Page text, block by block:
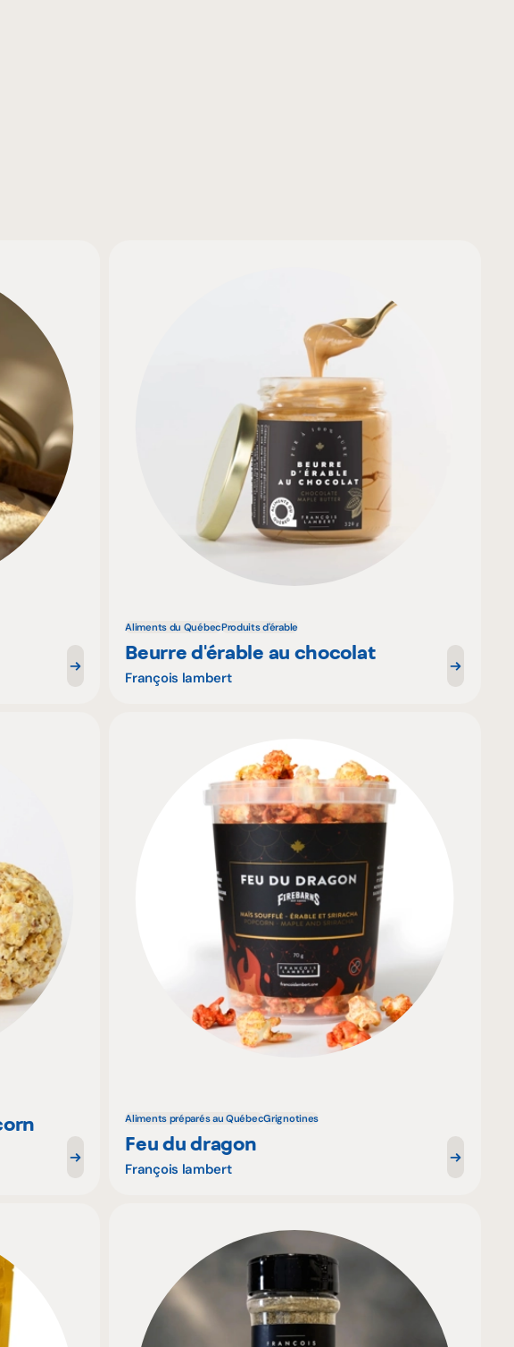
Aliments du QuébecProduits d'érable
Beurre d'érable au chocolat
François lambert
Aliments préparés au QuébecGrignotines
Feu du dragon
François lambert